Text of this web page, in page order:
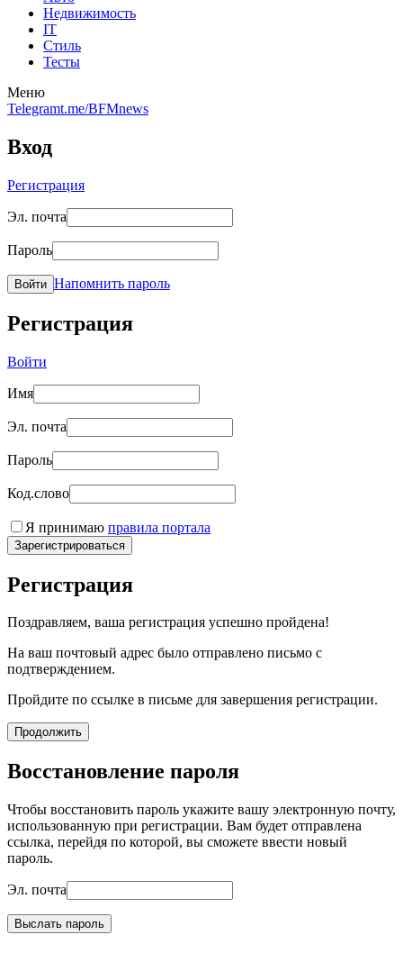
Недвижимость
IT
Стиль
Тесты
Меню
Telegramt.me/BFMnews
Вход
Регистрация
Эл. почта
Пароль
Войти Напомнить пароль
Регистрация
Войти
Имя
Эл. почта
Пароль
Код.слово
Я принимаю правила портала
Зарегистрироваться
Регистрация
Поздравляем, ваша регистрация успешно пройдена!
На ваш почтовый адрес было отправлено письмо с
подтверждением.
Пройдите по ссылке в письме для завершения регистрации.
Продолжить
Восстановление пароля
Чтобы восстановить пароль укажите вашу электронную почту,
использованную при регистрации. Вам будет отправлена
ссылка, перейдя по которой, вы сможете ввести новый
пароль.
Эл. почта
Выслать пароль